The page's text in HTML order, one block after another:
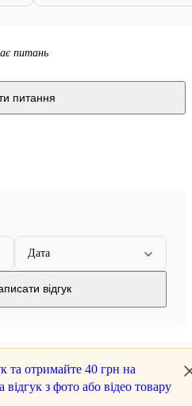
питань
питання
Дата
відгук
та отримайте 40 грн на
з фото або відео товару